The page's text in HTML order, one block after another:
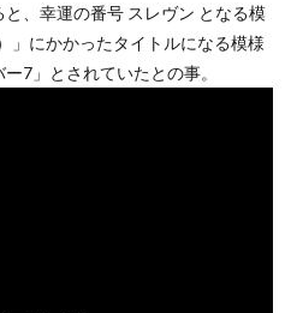
、幸運の番号 スレヴン となる模
」にかかったタイトルになる模様
7」とされていたとの事。